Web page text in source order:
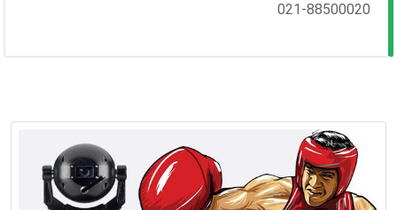
021-88500020